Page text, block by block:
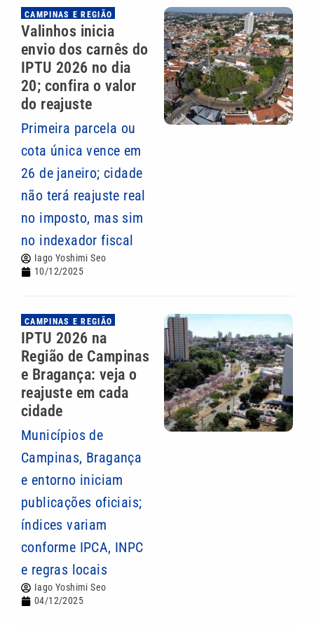
CAMPINAS E REGIÃO
Valinhos inicia
envio dos carnês do
IPTU 2026 no dia
20; confira o valor
do reajuste
Primeira parcela ou
cota única vence em
26 de janeiro; cidade
não terá reajuste real
no imposto, mas sim
no indexador fiscal
Iago Yoshimi Seo
10/12/2025
CAMPINAS E REGIÃO
IPTU 2026 na
Região de Campinas
e Bragança: veja o
reajuste em cada
cidade
Municípios de
Campinas, Bragança
e entorno iniciam
publicações oficiais;
índices variam
conforme IPCA, INPC
e regras locais
Iago Yoshimi Seo
04/12/2025